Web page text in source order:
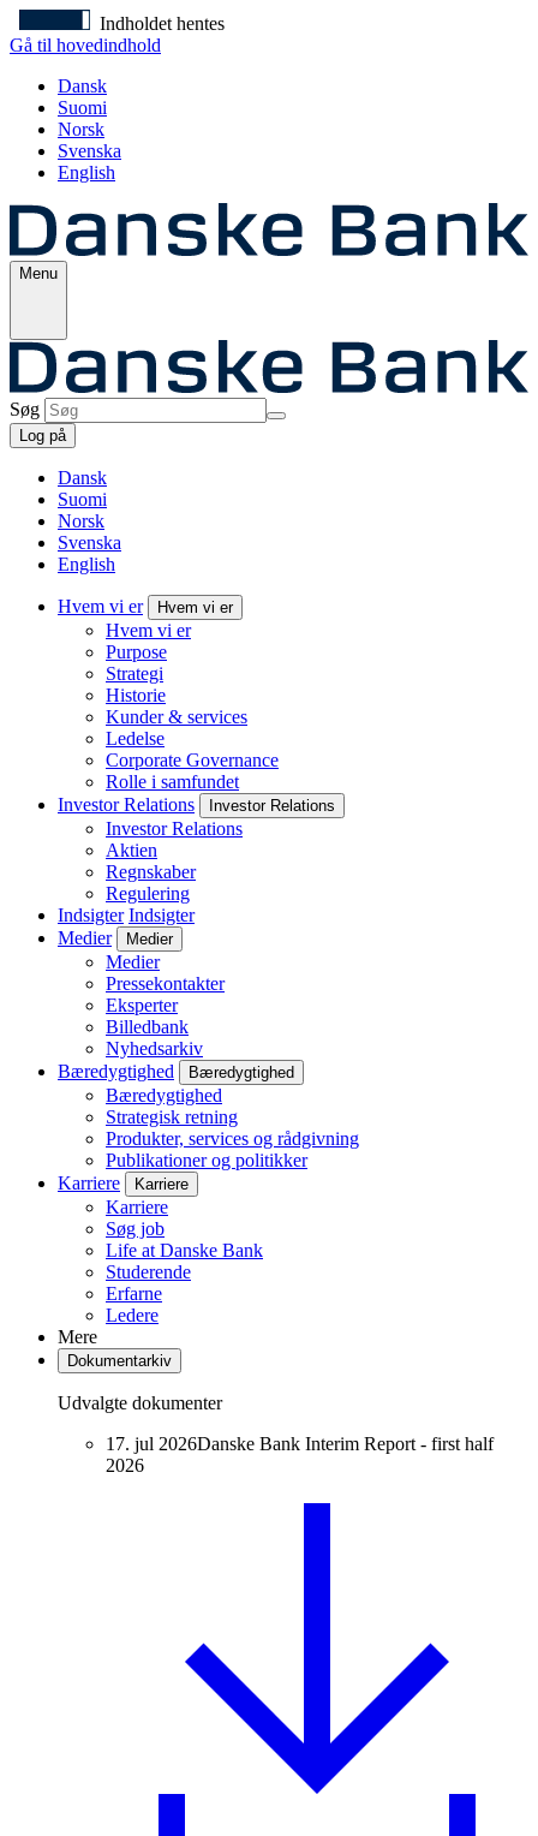
Indholdet hentes
Gå til hovedindhold
Dansk
Suomi
Norsk
Svenska
English
Menu
Søg
Log på
Dansk
Suomi
Norsk
Svenska
English
Hvem vi er Hvem vi er
Hvem vi er
Purpose
Strategi
Historie
Kunder & services
Ledelse
Corporate Governance
Rolle i samfundet
Investor Relations
Investor Relations
Investor Relations
Aktien
Regnskaber
Regulering
Indsigter Indsigter
Medier
Medier
Medier
Pressekontakter
Eksperter
Billedbank
Nyhedsarkiv
Bæredygtighed
Bæredygtighed
Bæredygtighed
Strategisk retning
Produkter, services og rådgivning
Publikationer og politikker
Karriere
Karriere
Karriere
Søg job
Life at Danske Bank
Studerende
Erfarne
Ledere
Mere
Dokumentarkiv
Udvalgte dokumenter
17. jul 2026Danske Bank Interim Report - first half
2026